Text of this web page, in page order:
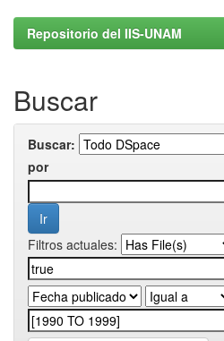
Repositorio del IIS-UNAM
Buscar
Buscar:
por
Filtros actuales: